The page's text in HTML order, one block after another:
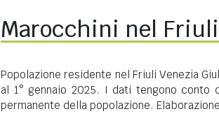
Marocchini nel
Popolazione residente nel Friuli Venezia
al 1° gennaio 2025. I dati tengono conto
permanente della popolazione.